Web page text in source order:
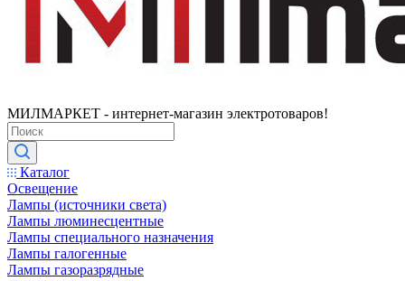
МИЛМАРКЕТ - интернет-магазин электротоваров!
Каталог
Освещение
Лампы (источники света)
Лампы люминесцентные
Лампы специального назначения
Лампы галогенные
Лампы газоразрядные